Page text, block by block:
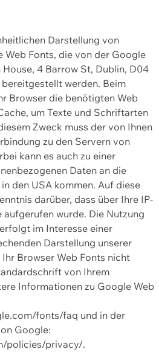
Darstellung von
Web Fonts, die von der Google
4 Barrow St, Dublin, D04
bereitgestellt werden. Beim
Browser die benötigten Web
um Texte und Schriftarten
Zweck muss der von Ihnen
zu den Servern von
kann es auch zu einer
Daten an die
den USA kommen. Auf diese
darüber, dass über Ihre IP-
aufgerufen wurde. Die Nutzung
im Interesse einer
Darstellung unserer
Browser Web Fonts nicht
von Ihrem
Informationen zu Google Web
fonts/faq und in der
Google:
policies/privacy/.